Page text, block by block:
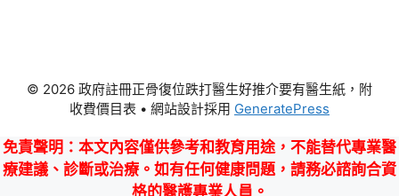
© 2026 政府註冊正骨復位跌打醫生好推介要有醫生紙，附
收費價目表 • 網站設計採用 GeneratePress
免責聲明 ：本文內容僅供參考和教育用途，不能替代專業醫
療建議、診斷或治療。如有任何健康問題，請務必諮詢合資
格的醫護專業人員。